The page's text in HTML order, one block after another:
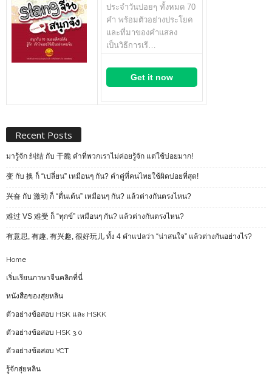
ประจำวันบ่อยๆ ทั้งหมด 70
คำ พร้อมตัวอย่างประโยค
และที่มาของคำแสลง
เป็นวิธีการเรี…
Get it now
Recent Posts
มารู้จัก 纠结 กับ 干脆 คำที่พวกเราไม่ค่อยรู้จัก แต่ใช้บ่อยมาก!
变 กับ 换 ก็ “เปลี่ยน” เหมือนๆ กัน? คำคู่ที่คนไทยใช้ผิดบ่อยที่สุด!
兴奋 กับ 激动 ก็ “ตื่นเต้น” เหมือนๆ กัน? แล้วต่างกันตรงไหน?
难过 VS 难受 ก็ “ทุกข์” เหมือนๆ กัน? แล้วต่างกันตรงไหน?
有意思, 有趣, 有兴趣, 很好玩儿 ทั้ง 4 คำแปลว่า “น่าสนใจ” แล้วต่างกันอย่างไร?
Home
เริ่มเรียนภาษาจีนคลิกที่นี่
หนังสือของสุ่ยหลิน
ตัวอย่างข้อสอบ HSK และ HSKK
ตัวอย่างข้อสอบ HSK 3.0
ตัวอย่างข้อสอบ YCT
รู้จักสุ่ยหลิน